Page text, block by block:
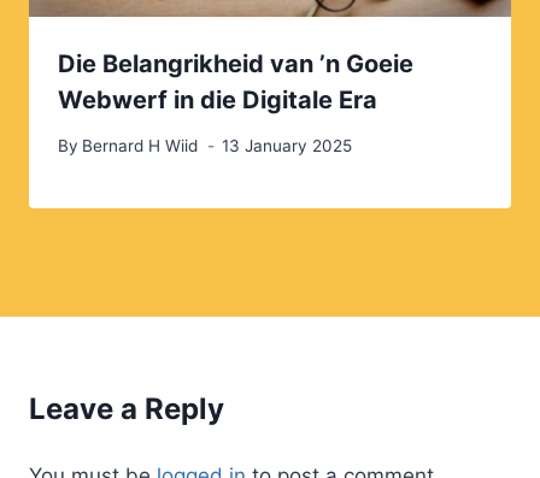
Die Belangrikheid van ’n Goeie
Webwerf in die Digitale Era
By Bernard H Wiid 13 January 2025
Leave a Reply